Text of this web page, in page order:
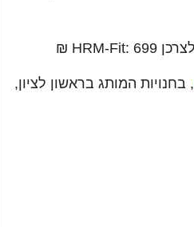
, בחנויות המותג בראשון לציון,